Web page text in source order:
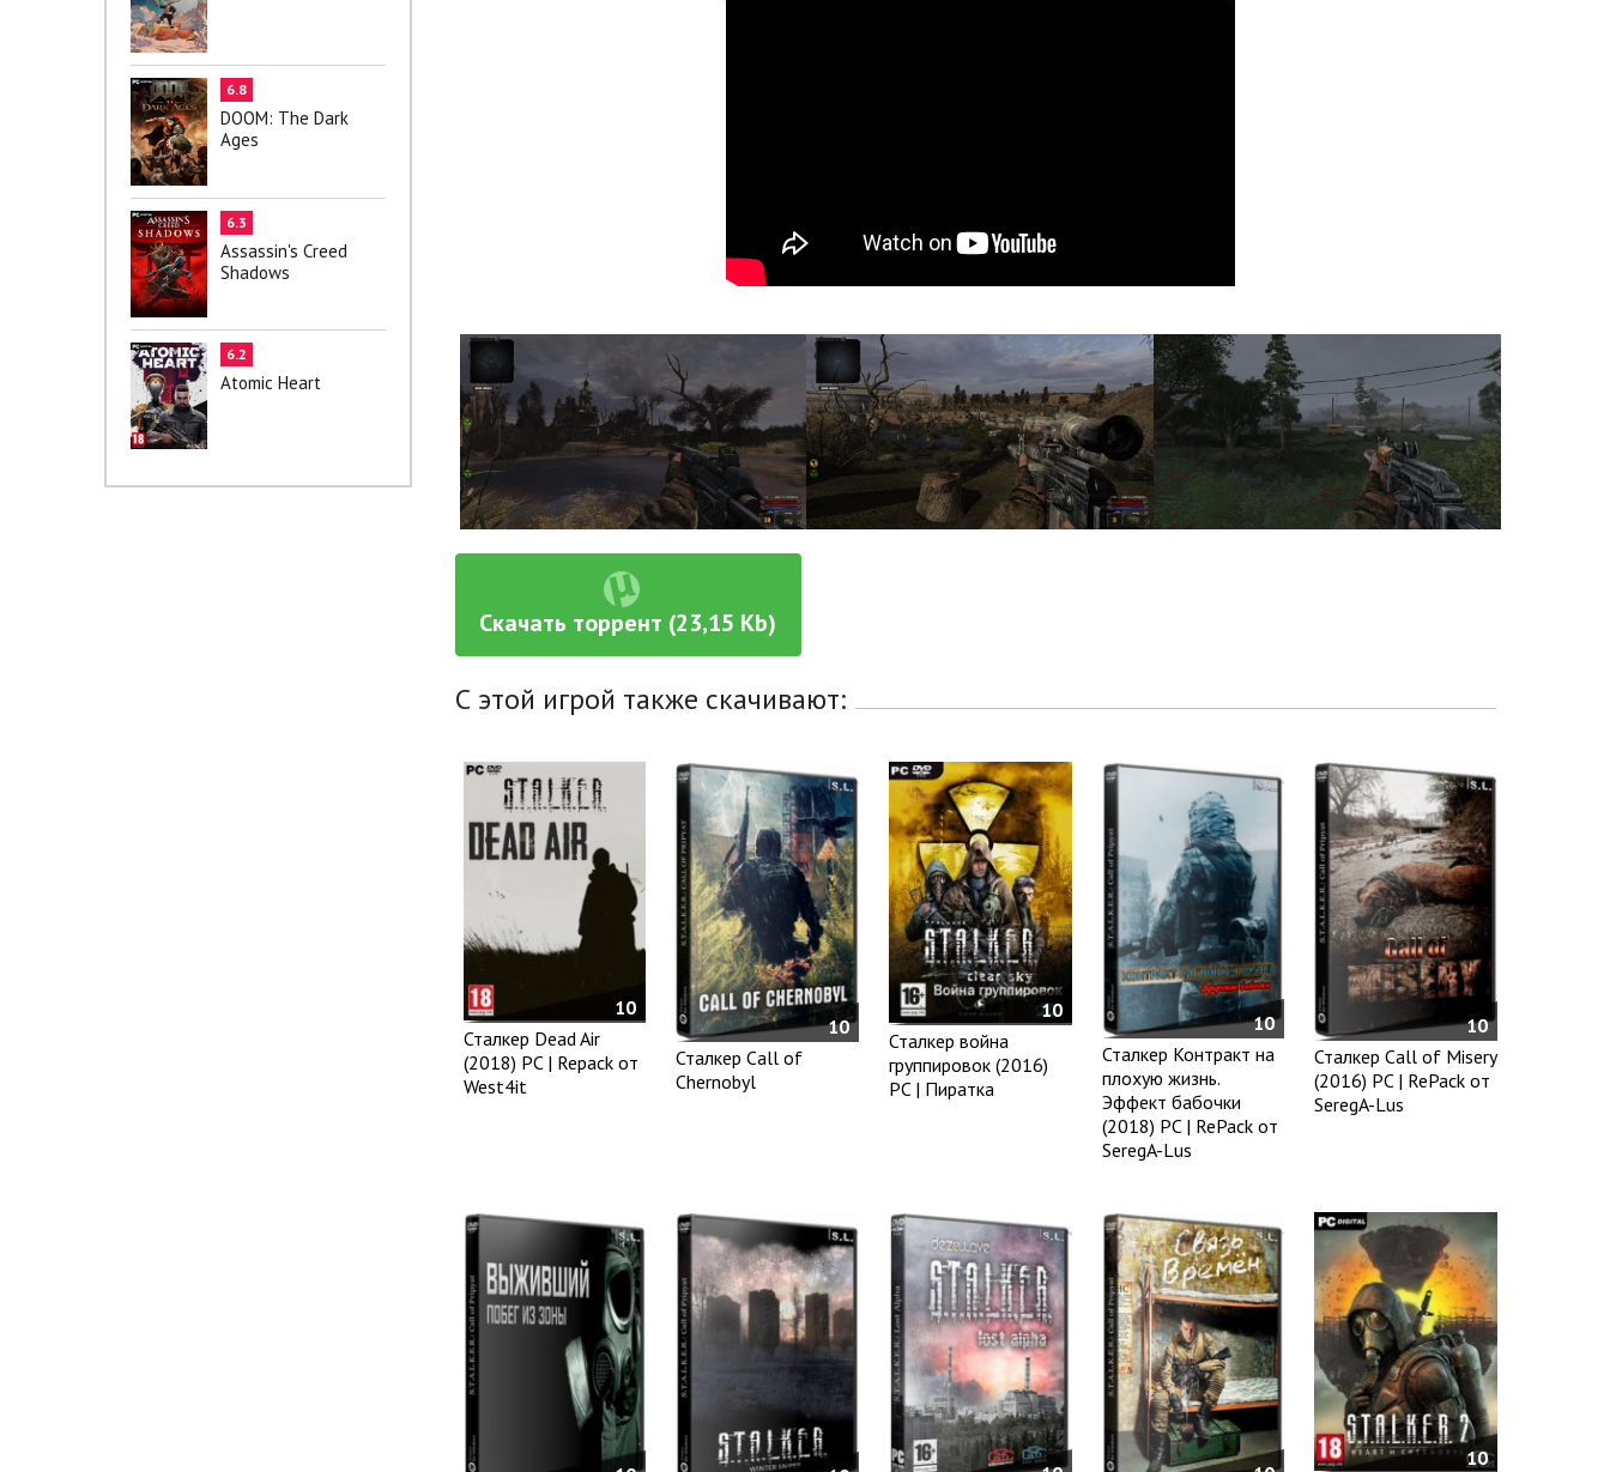
6.8
DOOM: The Dark
Ages
6.3
Assassin's Creed
Shadows
6.2
Atomic Heart
Скачать торрент (23,15 Kb)
С этой игрой также скачивают:
10
Сталкер Dead Air
(2018) PC | Repack от
West4it
10
Сталкер Call of
Chernobyl
10
Сталкер война
группировок (2016)
PC | Пиратка
10
Сталкер Контракт на
плохую жизнь.
Эффект бабочки
(2018) PC | RePack от
SeregA-Lus
10
Сталкер Call of Misery
(2016) PC | RePack от
SeregA-Lus
10